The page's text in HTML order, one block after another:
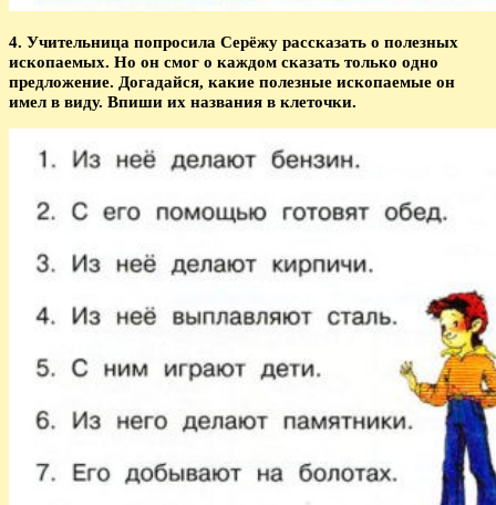
4. Учительница попросила Серёжу рассказать о полезных
ископаемых. Но он смог о каждом сказать только одно
предложение. Догадайся, какие полезные ископаемые он
имел в виду. Впиши их названия в клеточки.